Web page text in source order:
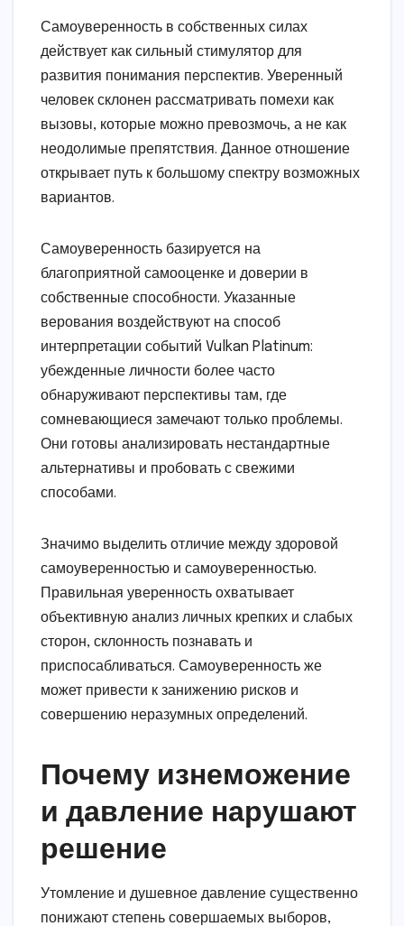
Самоуверенность в собственных силах
действует как сильный стимулятор для
развития понимания перспектив. Уверенный
человек склонен рассматривать помехи как
вызовы, которые можно превозмочь, а не как
неодолимые препятствия. Данное отношение
открывает путь к большому спектру возможных
вариантов.
Самоуверенность базируется на
благоприятной самооценке и доверии в
собственные способности. Указанные
верования воздействуют на способ
интерпретации событий Vulkan Platinum:
убежденные личности более часто
обнаруживают перспективы там, где
сомневающиеся замечают только проблемы.
Они готовы анализировать нестандартные
альтернативы и пробовать с свежими
способами.
Значимо выделить отличие между здоровой
самоуверенностью и самоуверенностью.
Правильная уверенность охватывает
объективную анализ личных крепких и слабых
сторон, склонность познавать и
приспосабливаться. Самоуверенность же
может привести к занижению рисков и
совершению неразумных определений.
Почему изнеможение
и давление нарушают
решение
Утомление и душевное давление существенно
понижают степень совершаемых выборов,